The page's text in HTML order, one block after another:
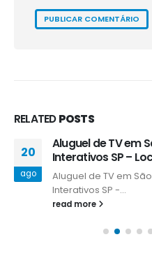
RELATEDPOSTS
20
ago
Aluguel de TV em
Interativos SP –
Aluguel de TV em
Interativos SP -...
read more